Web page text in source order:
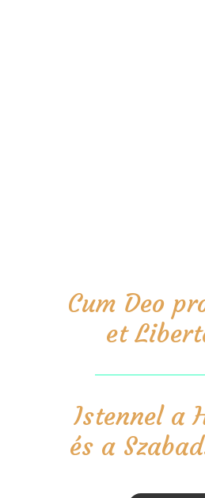
Cum Deo
et
Istennel a
és a